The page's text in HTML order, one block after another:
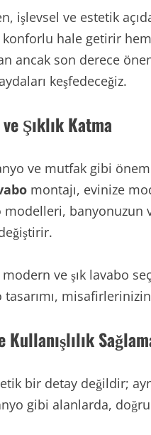
işlevsel ve estetik
konforlu hale getirir
ancak son derece
keşfedeceğiz.
Şıklık Katma
ve mutfak gibi
montajı, evinize
modelleri, banyonuzun
ve şık lavabo
bir detay değildir;
gibi alanlarda,